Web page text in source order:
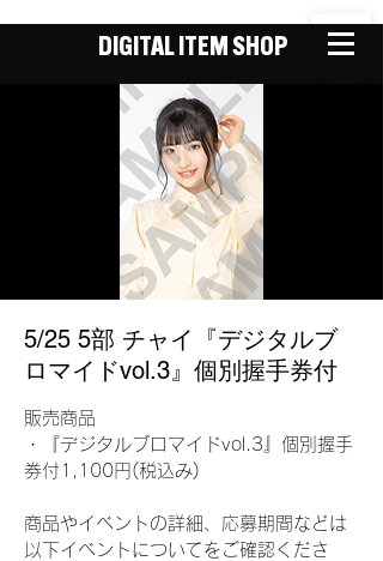
DIGITAL ITEM SHOP
5/25 5部 チャイ『デジタルブ
ロマイドvol.3』個別握手券付
販売商品
・『デジタルブロマイドvol.3』個別握手
券付1,100円(税込み)
商品やイベントの詳細、応募期間などは
以下イベントについてをご確認くださ